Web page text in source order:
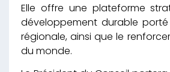
Elle offre une plateforme
développement durable
régionale, ainsi que le
du monde.